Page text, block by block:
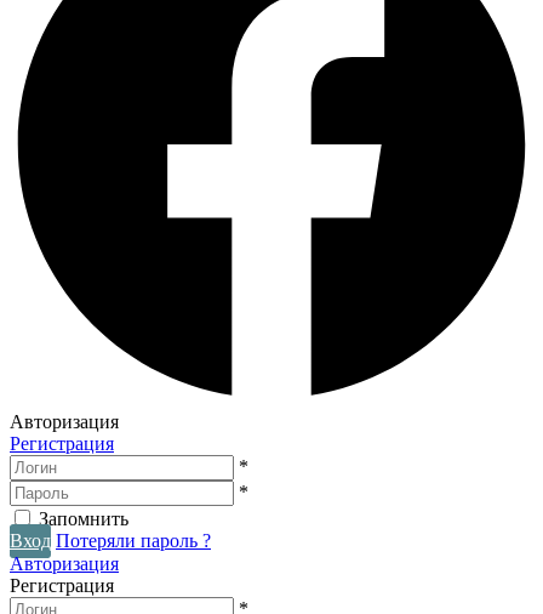
Авторизация
Регистрация
*
*
Запомнить
Вход Потеряли пароль ?
Авторизация
Регистрация
*